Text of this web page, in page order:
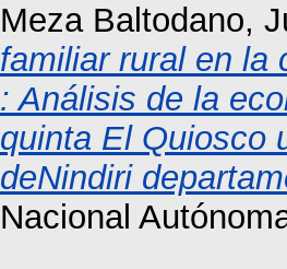
Meza Baltodano,
familiar rural en la
: Análisis de la
quinta El Quiosco
deNindiri
Nacional